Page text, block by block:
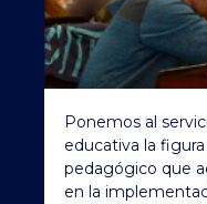
Ponemos al
educativa la
pedagógico que
en la